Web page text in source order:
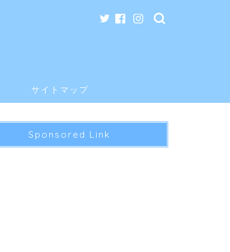
サイトマップ
Sponsored Link